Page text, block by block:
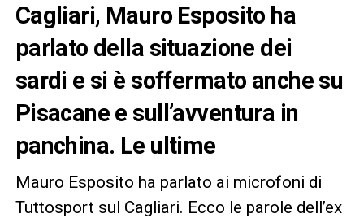
Cagliari, Mauro Esposito ha
parlato della situazione dei
sardi e si è soffermato anche su
Pisacane e sull’avventura in
panchina. Le ultime
Mauro Esposito ha parlato ai microfoni di
Tuttosport sul Cagliari. Ecco le parole dell’ex